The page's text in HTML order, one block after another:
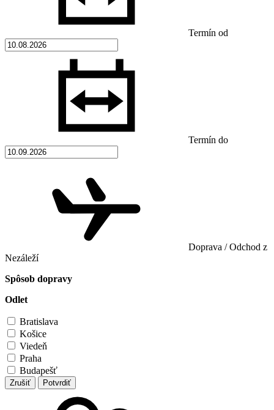
Termín od
Termín do
Doprava / Odchod z
Nezáleží
Spôsob dopravy
Odlet
Bratislava
Košice
Viedeň
Praha
Budapešť
Zrušiť Potvrdiť